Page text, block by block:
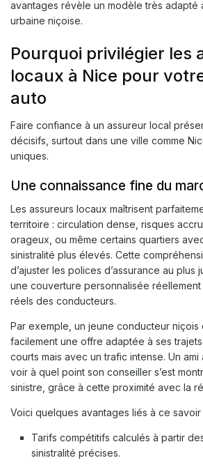
avantages révèle un modèle très adapté
urbaine niçoise.
Pourquoi privilégier les
locaux à Nice pour
auto
Faire confiance à un assureur local
décisifs, surtout dans une ville comme
uniques.
Une connaissance fine du
Les assureurs locaux maîtrisent
territoire : circulation dense, risques
orageux, ou même certains quartiers
sinistralité plus élevés. Cette
d’ajuster les polices d’assurance au
une couverture personnalisée
réels des conducteurs.
Par exemple, un jeune conducteur niçois
facilement une offre adaptée à ses
courts mais avec un trafic intense. Un
voir à quel point son conseiller s’est
sinistre, grâce à cette proximité avec la
Voici quelques avantages liés à ce savoir
Tarifs compétitifs calculés à partir
sinistralité précises.